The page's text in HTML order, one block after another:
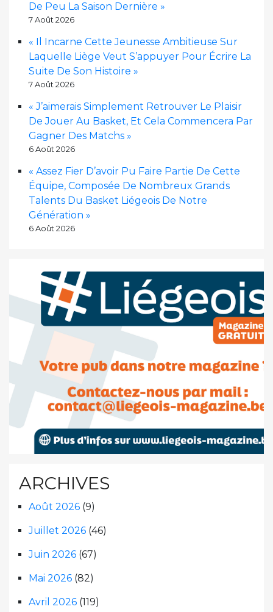
De Peu La Saison Dernière »
7 Août 2026
« Il Incarne Cette Jeunesse Ambitieuse Sur
Laquelle Liège Veut S’appuyer Pour Écrire La
Suite De Son Histoire »
7 Août 2026
« J’aimerais Simplement Retrouver Le Plaisir
De Jouer Au Basket, Et Cela Commencera Par
Gagner Des Matchs »
6 Août 2026
« Assez Fier D’avoir Pu Faire Partie De Cette
Équipe, Composée De Nombreux Grands
Talents Du Basket Liégeois De Notre
Génération »
6 Août 2026
ARCHIVES
Août 2026 (9)
Juillet 2026 (46)
Juin 2026 (67)
Mai 2026 (82)
Avril 2026 (119)